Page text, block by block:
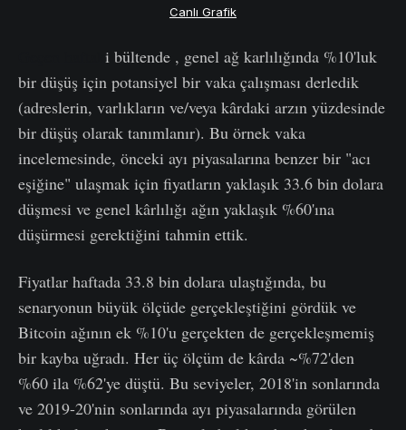
Canlı Grafik
i bültende , genel ağ karlılığında %10'luk
bir düşüş için potansiyel bir vaka çalışması derledik
(adreslerin, varlıkların ve/veya kârdaki arzın yüzdesinde
bir düşüş olarak tanımlanır). Bu örnek vaka
incelemesinde, önceki ayı piyasalarına benzer bir "acı
eşiğine" ulaşmak için fiyatların yaklaşık 33.6 bin dolara
düşmesi ve genel kârlılığı ağın yaklaşık %60'ına
düşürmesi gerektiğini tahmin ettik.
Fiyatlar haftada 33.8 bin dolara ulaştığında, bu
senaryonun büyük ölçüde gerçekleştiğini gördük ve
Bitcoin ağının ek %10'u gerçekten de gerçekleşmemiş
bir kayba uğradı. Her üç ölçüm de kârda ~%72'den
%60 ila %62'ye düştü. Bu seviyeler, 2018'in sonlarında
ve 2019-20'nin sonlarında ayı piyasalarında görülen